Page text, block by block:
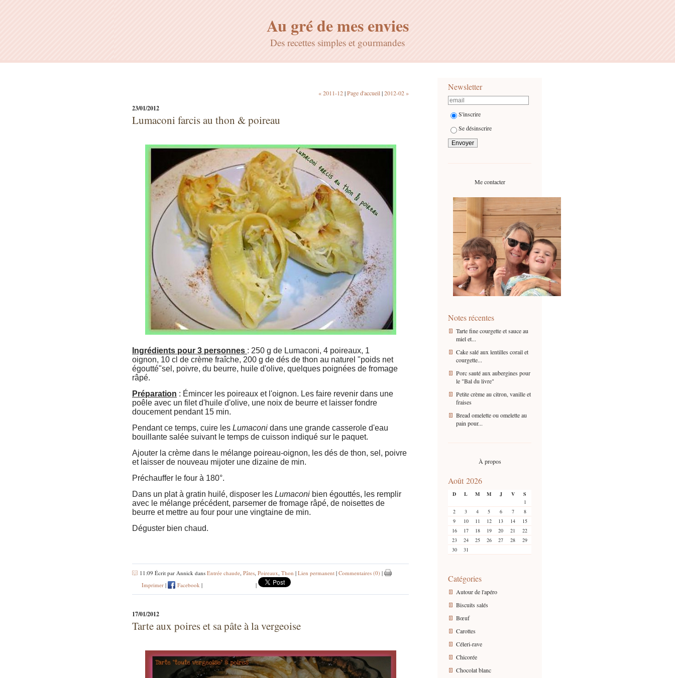
Au gré de mes envies
Des recettes simples et gourmandes
Newsletter
S'inscrire
Se désinscrire
Me contacter
Notes récentes
Tarte fine courgette et sauce au
miel et...
Cake salé aux lentilles corail et
courgette...
Porc sauté aux aubergines pour
le "Bal du livre"
Petite crème au citron, vanille et
fraises
Bread omelette ou omelette au
pain pour...
À propos
Août 2026
D L M M J V
S
1
2
3 4 5 6 7
8
9
10 11 12 13 14
15
16
17 18 19 20 21
22
23
24 25 26 27 28
29
30
31
Catégories
Autour de l'apéro
Biscuits salés
Bœuf
Carottes
Céleri-rave
Chicorée
Chocolat blanc
« 2011-12|Page d'accueil|2012-02 »
23/01/2012
Lumaconi farcis au thon & poireau
Ingrédients pour 3 personnes : 250 g de Lumaconi, 4 poireaux, 1
oignon, 10 cl de crème fraîche, 200 g de dés de thon au naturel "poids net
égoutté"sel, poivre, du beurre, huile d'olive, quelques poignées de fromage
râpé.
Préparation : Émincer les poireaux et l'oignon. Les faire revenir dans une
poêle avec un filet d'huile d'olive, une noix de beurre et laisser fondre
doucement pendant 15 min.
Pendant ce temps, cuire les Lumaconi dans une grande casserole d'eau
bouillante salée suivant le temps de cuisson indiqué sur le paquet.
Ajouter la crème dans le mélange poireau-oignon, les dés de thon, sel, poivre
et laisser de nouveau mijoter une dizaine de min.
Préchauffer le four à 180°.
Dans un plat à gratin huilé, disposer les Lumaconi bien égouttés, les remplir
avec le mélange précédent, parsemer de fromage râpé, de noisettes de
beurre et mettre au four pour une vingtaine de min.
Déguster bien chaud.
11:09 Écrit par Annick dans Entrée chaude Pâtes Poireaux Thon | Lien permanent | Commentaires (0) |
Imprimer | Facebook | |
17/01/2012
Tarte aux poires et sa pâte à la vergeoise